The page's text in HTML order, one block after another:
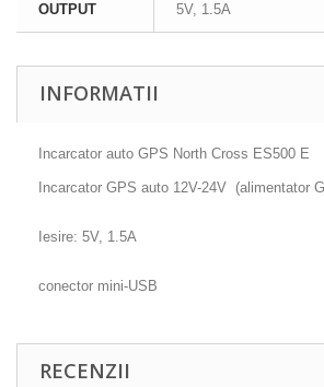
OUTPUT 5V, 1.5A
INFORMATII
Incarcator auto GPS North Cross ES500 E
Incarcator GPS auto 12V-24V (alimentator
Iesire: 5V, 1.5A
conector mini-USB
RECENZII